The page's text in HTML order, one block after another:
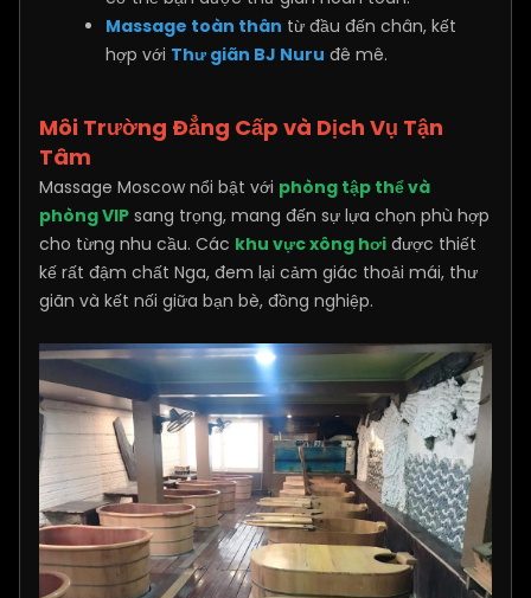
Massage toàn thân từ đầu đến chân, kết
hợp với Thư giãn BJ Nuru đê mê.
Môi Trường Đẳng Cấp và Dịch Vụ Tận
Tâm
Massage Moscow nổi bật với phòng tập thể và
phòng VIP sang trọng, mang đến sự lựa chọn phù hợp
cho từng nhu cầu. Các khu vực xông hơi được thiết
kế rất đậm chất Nga, đem lại cảm giác thoải mái, thư
giãn và kết nối giữa bạn bè, đồng nghiệp.